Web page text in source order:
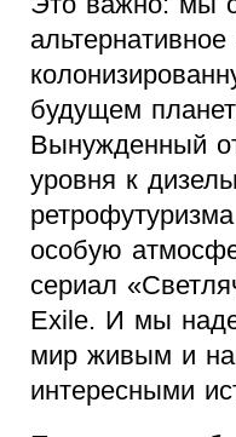
будущем
Вынужденный
уровня к
особую
сериал
Exile. И мы
мир живым и
интересными